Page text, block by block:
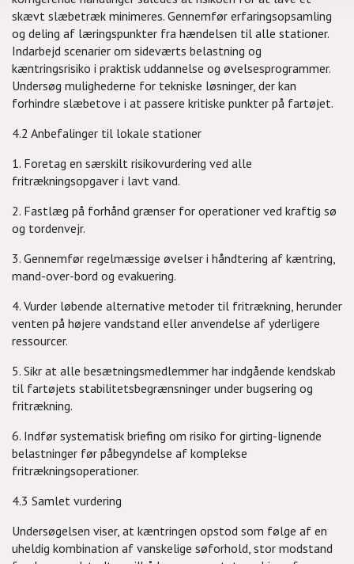
skævt slæbetræk minimeres. Gennemfør erfaringsopsamling
og deling af læringspunkter fra hændelsen til alle stationer.
Indarbejd scenarier om sideværts belastning og
kæntringsrisiko i praktisk uddannelse og øvelsesprogrammer.
Undersøg mulighederne for tekniske løsninger, der kan
forhindre slæbetove i at passere kritiske punkter på fartøjet.
4.2 Anbefalinger til lokale stationer
1. Foretag en særskilt risikovurdering ved alle
fritrækningsopgaver i lavt vand.
2. Fastlæg på forhånd grænser for operationer ved kraftig sø
og tordenvejr.
3. Gennemfør regelmæssige øvelser i håndtering af kæntring,
mand-over-bord og evakuering.
4. Vurder løbende alternative metoder til fritrækning, herunder
venten på højere vandstand eller anvendelse af yderligere
ressourcer.
5. Sikr at alle besætningsmedlemmer har indgående kendskab
til fartøjets stabilitetsbegrænsninger under bugsering og
fritrækning.
6. Indfør systematisk briefing om risiko for girting-lignende
belastninger før påbegyndelse af komplekse
fritrækningsoperationer.
4.3 Samlet vurdering
Undersøgelsen viser, at kæntringen opstod som følge af en
uheldig kombination af vanskelige søforhold, stor modstand